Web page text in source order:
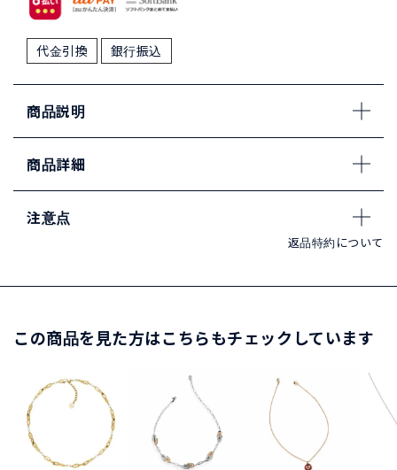
代金引換 銀行振込
商品説明
商品詳細
注意点
返品特約について
この商品を見た方はこちらもチェックしています